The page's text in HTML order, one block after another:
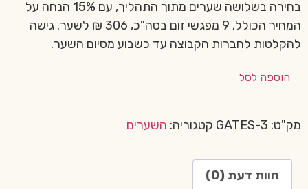
בחירה בשלושה שערים מתוך התהליך, עם 15% הנחה על
המחיר הכולל. 9 מפגשי זום בסה"כ, 306 ₪ לשער. גישה
להקלטות לחברות הקבוצה עד כשבוע מסיום השער.
הוספה לסל
מק"ט: GATES-3 קטגוריה: השערים
חוות דעת (0)